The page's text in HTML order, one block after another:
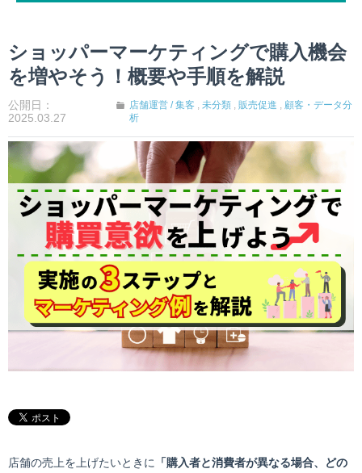
ショッパーマーケティングで購入機会
を増やそう！概要や手順を解説
公開日：
2025.03.27
店舗運営 / 集客 , 未分類, 販売促進 , 顧客・データ分
析
店舗の売上を上げたいときに
「購入者と消費者が異なる場合、どの